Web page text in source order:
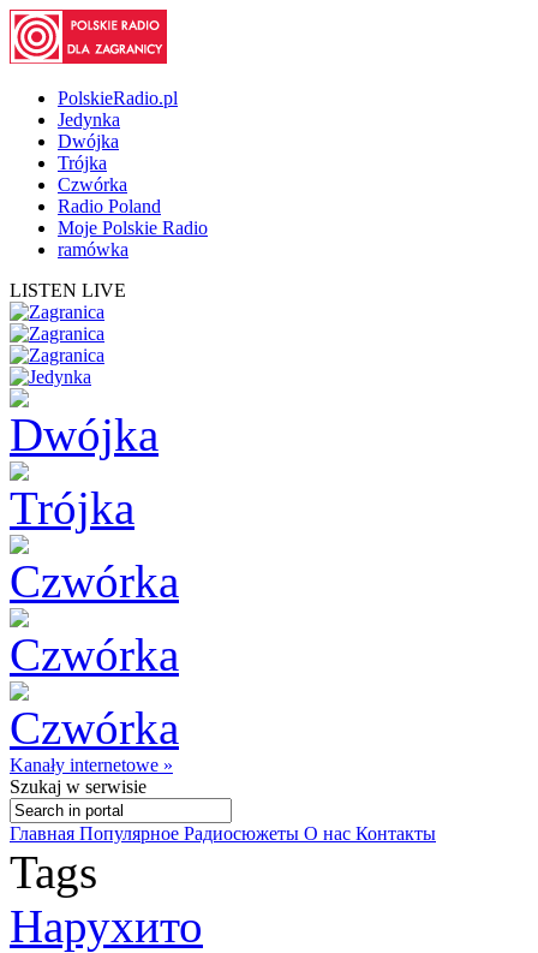
PolskieRadio.pl
Jedynka
Dwójka
Trójka
Czwórka
Radio Poland
Moje Polskie Radio
ramówka
LISTEN LIVE
Kanały internetowe »
Szukaj w serwisie
Главная Популярное Радиосюжеты О нас Контакты
Tags
Нарухито